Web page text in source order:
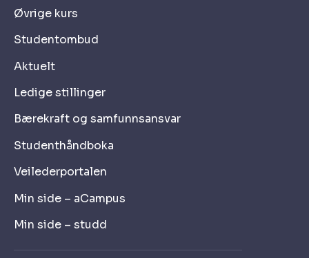
Øvrige kurs
Studentombud
Aktuelt
Ledige stillinger
Bærekraft og samfunnsansvar
Studenthåndboka
Veilederportalen
Min side – aCampus
Min side – studd